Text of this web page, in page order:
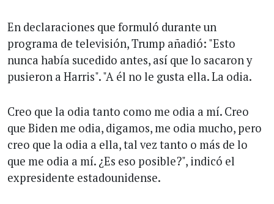
En declaraciones que formuló durante un
programa de televisión, Trump añadió: "Esto
nunca había sucedido antes, así que lo sacaron y
pusieron a Harris". "A él no le gusta ella. La odia.
Creo que la odia tanto como me odia a mí. Creo
que Biden me odia, digamos, me odia mucho, pero
creo que la odia a ella, tal vez tanto o más de lo
que me odia a mí. ¿Es eso posible?", indicó el
expresidente estadounidense.